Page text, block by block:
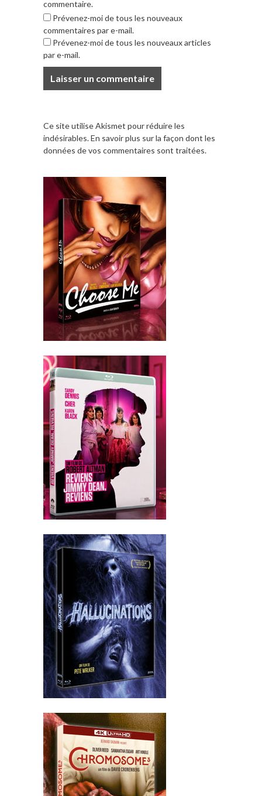
commentaire.
Prévenez-moi de tous les nouveaux
commentaires par e-mail.
Prévenez-moi de tous les nouveaux articles
par e-mail.
Ce site utilise Akismet pour réduire les
indésirables.En savoir plus sur la façon dont les
données de vos commentaires sont traitées.